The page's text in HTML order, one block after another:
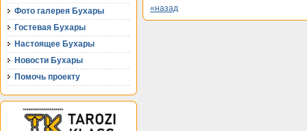
Фото галерея Бухары
Гостевая Бухары
Настоящее Бухары
Новости Бухары
Помочь проекту
«назад